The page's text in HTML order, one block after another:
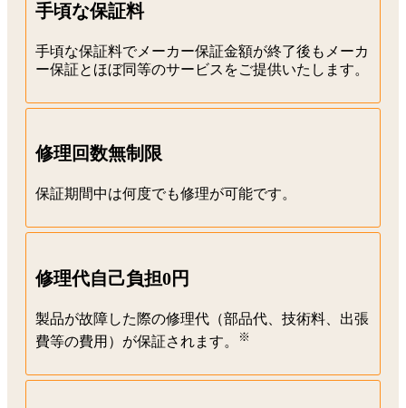
手頃な保証料
手頃な保証料でメーカー保証金額が終了後もメーカ
ー保証とほぼ同等のサービスをご提供いたします。
修理回数無制限
保証期間中は何度でも修理が可能です。
修理代自己負担0円
製品が故障した際の修理代（部品代、技術料、出張
費等の費用）が保証されます。
※